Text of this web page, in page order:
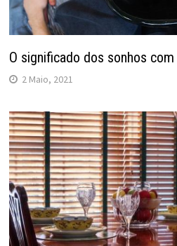
O significado dos sonhos
2 Maio, 2021